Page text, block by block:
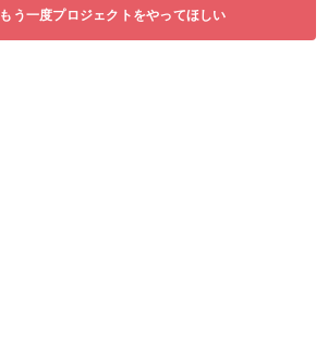
もう一度プロジェクトをやってほしい